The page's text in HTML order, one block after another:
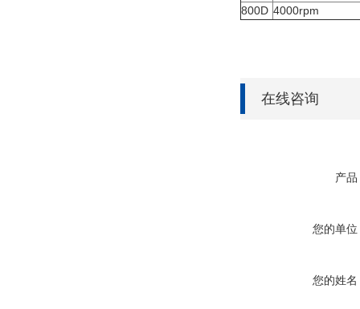
800D 4000rpm
在线咨询
产品
您的单位
您的姓名